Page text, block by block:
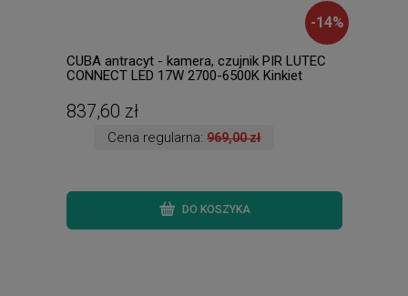
-14%
CUBA antracyt - kamera, czujnik PIR LUTEC
CONNECT LED 17W 2700-6500K Kinkiet
837,60 zł
Cena regularna:969,00 zł
DO KOSZYKA